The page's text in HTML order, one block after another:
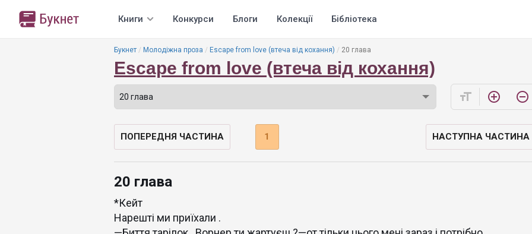
Книги Конкурси Блоги Колекції Бібліотека
Букнет Молодіжна проза Escape from love (втеча від кохання) 20 глава
Escape from love (втеча від кохання)
format_size add_circle_outline remove_circle_outline
ПОПЕРЕДНЯ ЧАСТИНА 1 НАСТУПНА ЧАСТИНА
20 глава
*Кейт
Нарешті ми приїхали .